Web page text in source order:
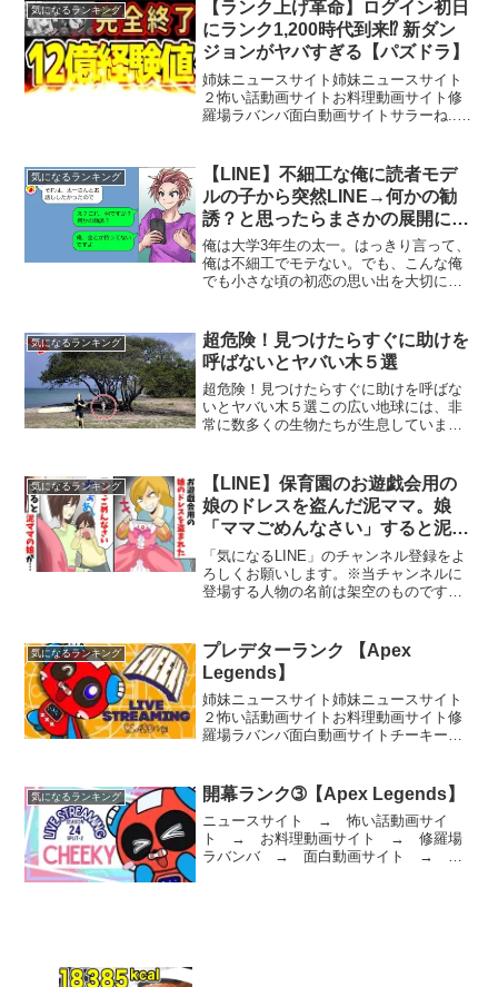
気になるランキング
【ランク上げ革命】ログイン初日
にランク1,200時代到来⁉︎ 新ダン
ジョンがヤバすぎる【パズドラ】
姉妹ニュースサイト姉妹ニュースサイト
２怖い話動画サイトお料理動画サイト修
羅場ラバンバ面白動画サイトサラーね...#
気になるランキング
【LINE】不細工な俺に読者モデ
ルの子から突然LINE→何かの勧
誘？と思ったらまさかの展開に…
俺は大学3年生の太一。はっきり言って、
俺は不細工でモテない。でも、こんな俺
でも小さな頃の初恋の思い出を大切にし
プロポーズした。だけど、彼女は何も言
わずにどこかへ引っ越し...
気になるランキング
超危険！見つけたらすぐに助けを
呼ばないとヤバい木５選
超危険！見つけたらすぐに助けを呼ばな
いとヤバい木５選この広い地球には、非
常に数多くの生物たちが生息していま
近な生物である植物たちには関心がない
かもしれません。実は、地球...
気になるランキング
【LINE】保育園のお遊戯会用の
娘のドレスを盗んだ泥ママ。娘
「ママごめんなさい」すると泥マ
マの娘が…【スカッとする話】
「気になるLINE」のチャンネル登録をよ
ろしくお願いします。※当チャンネルに
登場する人物の名前は架空のものです。
禁じております。BGM : Youtube Audio
...
気になるランキング
プレデターランク 【Apex
Legends】
姉妹ニュースサイト姉妹ニュースサイト
２怖い話動画サイトお料理動画サイト修
羅場ラバンバ面白動画サイトチーキーで
Donation (寄付)はこちら！Supp...
気になるランキング 開幕ランク➂【Apex Legends】
ニュースサイト → 怖い話動画サイ
ト → お料理動画サイト → 修羅場
ラバンバ → 面白動画サイト → チ